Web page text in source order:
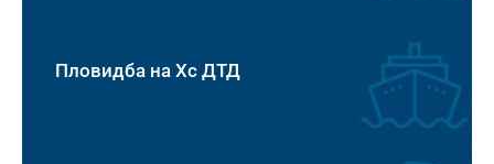
Пловидба на Хс ДТД